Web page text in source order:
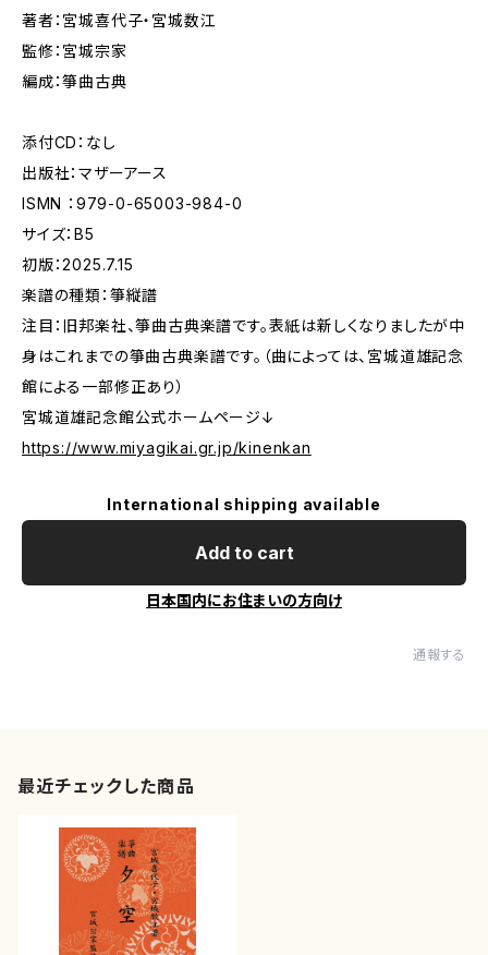
著者：宮城喜代子・宮城数江
監修：宮城宗家
編成：箏曲古典
添付CD：なし
出版社：マザーアース
ISMN ：979-0-65003-984-0
サイズ：B5
初版：2025.7.15
楽譜の種類：箏縦譜
注目：旧邦楽社、箏曲古典楽譜です。表紙は新しくなりましたが中
身はこれまでの箏曲古典楽譜です。（曲によっては、宮城道雄記念
館による一部修正あり）
宮城道雄記念館公式ホームページ↓
https://www.miyagikai.gr.jp/kinenkan
International shipping available
Add to cart
日本国内にお住まいの方向け
通報する
最近チェックした商品